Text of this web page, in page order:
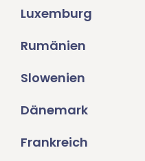
Luxemburg
Rumänien
Slowenien
Dänemark
Frankreich